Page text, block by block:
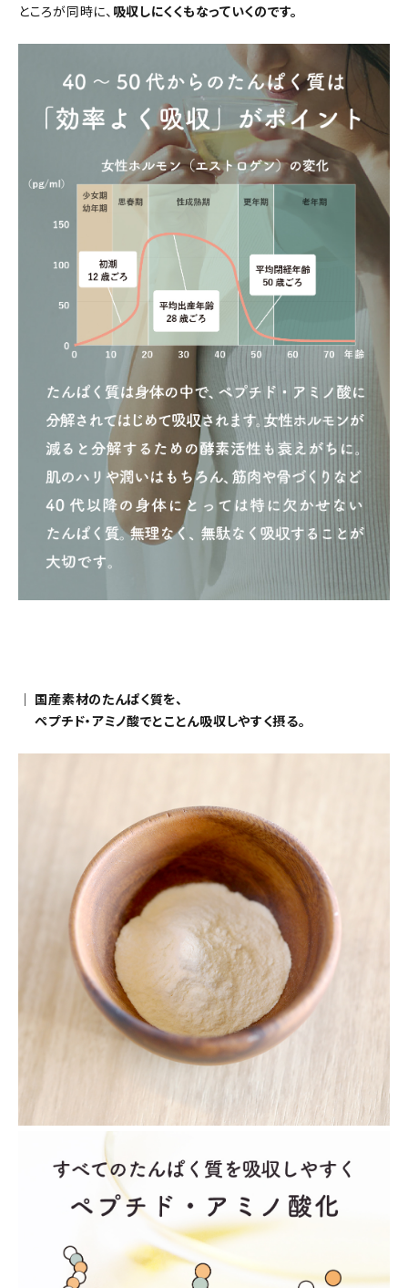
ところが同時に、 吸収しにくくもなっていくのです。
｜ 国産素材のたんぱく質を、
ペプチド・アミノ酸でとことん吸収しやすく摂る。